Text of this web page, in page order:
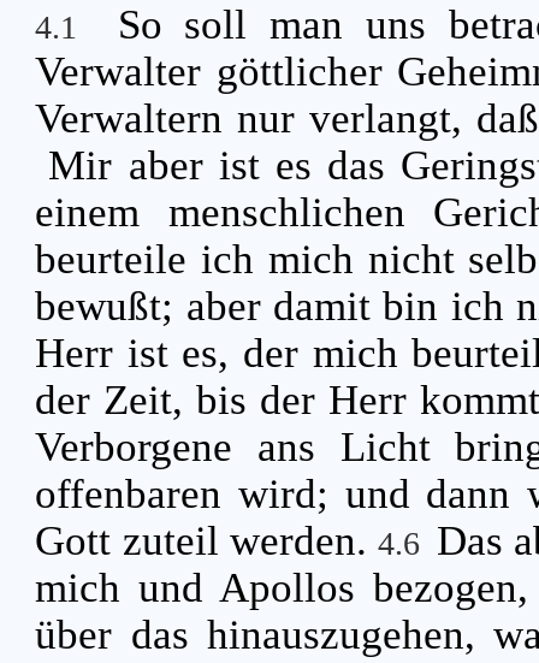
4.1
So soll man uns
Verwalter göttlicher
Verwaltern nur verlangt,
Mir aber ist es das
einem menschlichen
beurteile ich mich nicht
bewußt; aber damit bin ich
Herr ist es, der mich
der Zeit, bis der Herr
Verborgene ans Licht
offenbaren wird; und dann
Gott zuteil werden. 4.6 Das
mich und Apollos
über das hinauszugehen,